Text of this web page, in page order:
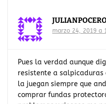
marzo 24, 2019 a
Pues la verdad aunque
resistente a salpicaduras
la juegan siempre que
comprar fundas